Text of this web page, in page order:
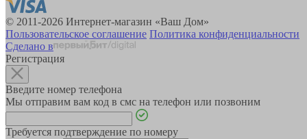
© 2011-2026 Интернет-магазин «Ваш Дом»
Пользовательское соглашение Политика конфиденциальности
Сделано в
Регистрация
Введите номер телефона
Мы отправим вам код в смс на телефон или позвоним
Требуется подтверждение по номеру